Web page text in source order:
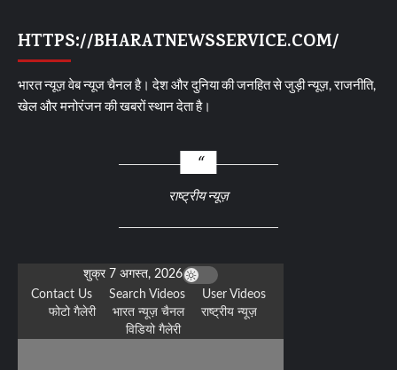
HTTPS://BHARATNEWSSERVICE.COM/
भारत न्यूज़ वेब न्यूज चैनल है। देश और दुनिया की जनहित से जुड़ी न्यूज़, राजनीति,
खेल और मनोरंजन की खबरों स्थान देता है।
राष्ट्रीय न्यूज़